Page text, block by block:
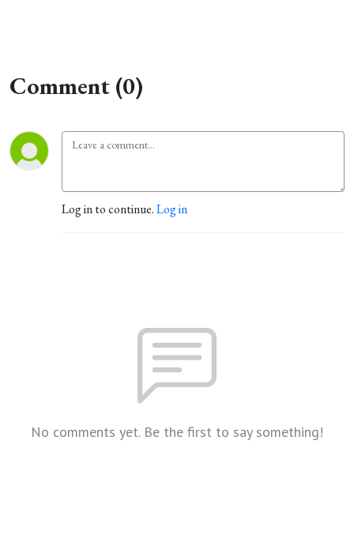
Comment (0)
Log in to continue.Log in
No comments yet. Be the first to say something!